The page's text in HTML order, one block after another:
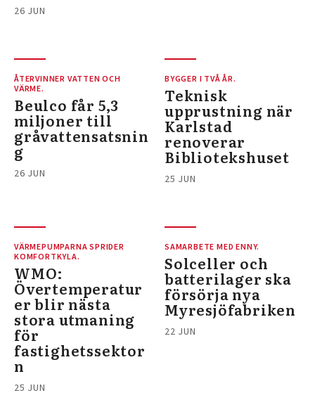
26 JUN
ÅTERVINNER VATTEN OCH
VÄRME.
Beulco får 5,3
miljoner till
gråvattensatsnin
g
26 JUN
BYGGER I TVÅ ÅR.
Teknisk
upprustning när
Karlstad
renoverar
Bibliotekshuset
25 JUN
VÄRMEPUMPARNA SPRIDER
KOMFORTKYLA.
WMO:
Övertemperatur
er blir nästa
stora utmaning
för
fastighetssektor
n
25 JUN
SAMARBETE MED ENNY.
Solceller och
batterilager ska
försörja nya
Myresjöfabriken
22 JUN